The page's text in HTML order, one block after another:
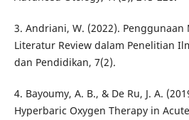
3. Andriani, W. (2022). Penggunaan
Literatur Review dalam Penelitian
dan Pendidikan, 7(2).
4. Bayoumy, A. B., & De Ru, J. A.
Hyperbaric Oxygen Therapy in